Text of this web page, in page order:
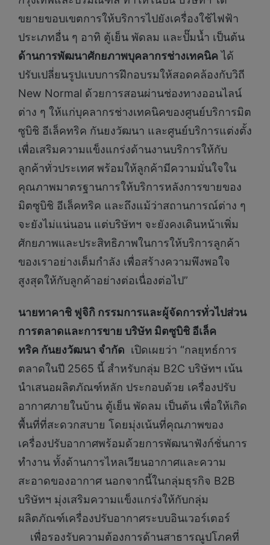
ขยายขอบเขตการให้บริการไปยังเครื่องใช้ไฟฟ้า
ประเภทอื่น ๆ อาทิ ตู้เย็น พัดลม และปั๊มน้ำ เป็นต้น
ด้านการพัฒนาศักยภาพบุคลากรช่างเทคนิคได้
ปรับเปลี่ยนรูปแบบการฝึกอบรมให้สอดคล้องกับวิถี
New Normal ด้วยการสอนผ่านช่องทางออนไลน์
ต่าง ๆ ให้แก่บุคลากรช่างเทคนิคของศูนย์บริการมิต
ซูบิชิ อีเล็คทริค กันยงวัฒนา และศูนย์บริการแต่งตั้ง
เพื่อเสริมความแข็งแกร่งด้านงานบริการให้กับ
ลูกค้าทั่วประเทศ พร้อมให้ลูกค้ามีความมั่นใจใน
คุณภาพมาตรฐานการให้บริการหลังการขายของ
มิตซูบิชิ อีเล็คทริค และถึงแม้ว่าสถานการณ์ต่าง ๆ
จะยังไม่แน่นอน แต่บริษัทฯ จะยังคงเดินหน้าเพิ่ม
ศักยภาพและประสิทธิภาพในการให้บริการลูกค้า
ของเราอย่างเต็มกำลัง เพื่อสร้างความพึงพอใจ
สูงสุดให้กับลูกค้าอย่างต่อเนื่องต่อไป”
นายทาคาชิ ฟูจิกิ กรรมการและผู้จัดการทั่วไปส่วน
การตลาดและการขาย บริษัท มิตซูบิชิ อีเล็ค
ทริค กันยงวัฒนา จำกัด เปิดเผยว่า “กลยุทธ์การ
ตลาดในปี 2565 นี้ สำหรับกลุ่ม B2C บริษัทฯ เน้น
นำเสนอผลิตภัณฑ์หลัก ประกอบด้วย เครื่องปรับ
อากาศภายในบ้าน ตู้เย็น พัดลม เป็นต้น เพื่อให้เกิด
พื้นที่ที่สะดวกสบาย โดยมุ่งเน้นที่คุณภาพของ
เครื่องปรับอากาศพร้อมด้วยการพัฒนาฟังก์ชั่นการ
ทำงาน ทั้งด้านการไหลเวียนอากาศและความ
สะอาดของอากาศ นอกจากนี้ในกลุ่มธุรกิจ B2B
บริษัทฯ มุ่งเสริมความแข็งแกร่งให้กับกลุ่ม
ผลิตภัณฑ์เครื่องปรับอากาศระบบอินเวอร์เตอร์
เพื่อรองรับความต้องการด้านสาธารณูปโภคที่